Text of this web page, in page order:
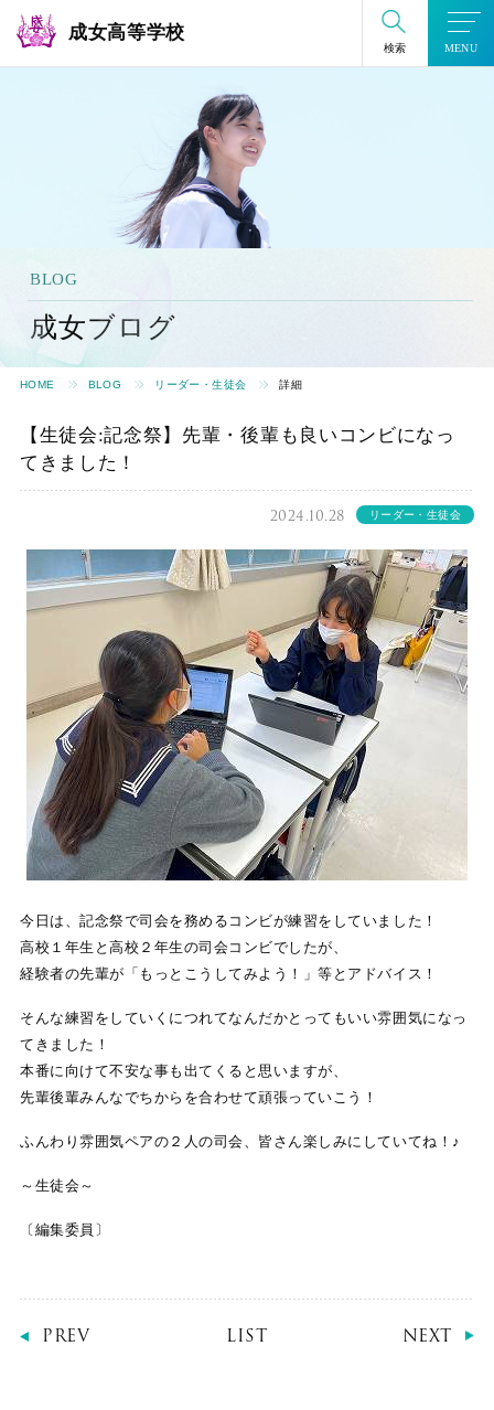
成女高等学校
検索 MENU
BLOG
成女ブログ
HOME BLOG リーダー・生徒会 詳細
【生徒会:記念祭】先輩・後輩も良いコンビになっ
てきました！
2024.10.28 リーダー・生徒会
今日は、記念祭で司会を務めるコンビが練習をしていました！
高校１年生と高校２年生の司会コンビでしたが、
経験者の先輩が「もっとこうしてみよう！」等とアドバイス！
そんな練習をしていくにつれてなんだかとってもいい雰囲気になっ
てきました！
本番に向けて不安な事も出てくると思いますが、
先輩後輩みんなでちからを合わせて頑張っていこう！
ふんわり雰囲気ペアの２人の司会、皆さん楽しみにしていてね！♪
～生徒会～
〔編集委員〕
PREV LIST NEXT